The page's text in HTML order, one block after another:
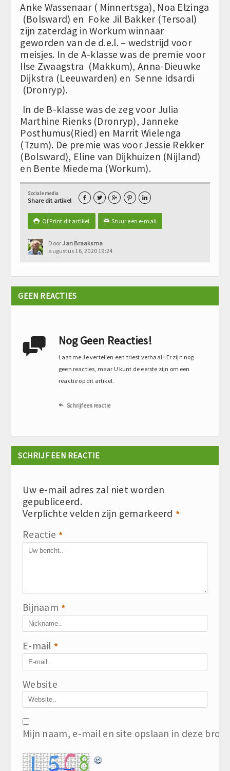
Anke Wassenaar ( Minnertsga), Noa Elzinga
(Bolsward) en Foke Jil Bakker (Tersoal)
zijn zaterdag in Workum winnaar
geworden van de d.e.l. – wedstrijd voor
meisjes. In de A-klasse was de premie voor
Ilse Zwaagstra (Makkum), Anna-Dieuwke
Dijkstra (Leeuwarden) en Senne Idsardi
(Dronryp).
In de B-klasse was de zeg voor Julia
Marthine Rienks (Dronryp), Janneke
Posthumus(Ried) en Marrit Wielenga
(Tzum). De premie was voor Jessie Rekker
(Bolsward), Eline van Dijkhuizen (Nijland)
en Bente Miedema (Workum).
Sociale media
Share dit artikel     
 Of Print dit artikel ✉Stuur een e-mail
DoorJan Braaksma
augustus 16, 2020 19:24
GEEN REACTIES
 Nog Geen Reacties!
Laat me Je vertellen een triest verhaal ! Er zijn nog
geen reacties, maar U kunt de eerste zijn om een
reactie op dit artikel.
 Schrijf een reactie
SCHRIJF EEN REACTIE
Uw e-mail adres zal niet worden
gepubliceerd.
Verplichte velden zijn gemarkeerd *
Reactie *
Bijnaam *
E-mail *
Website
Mijn naam, e-mail en site opslaan in deze